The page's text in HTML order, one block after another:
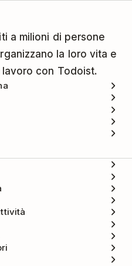
e clicca su
di confermare se
da Exist, clicca
a milioni di persone
la loro vita e
lavoro con Todoist.